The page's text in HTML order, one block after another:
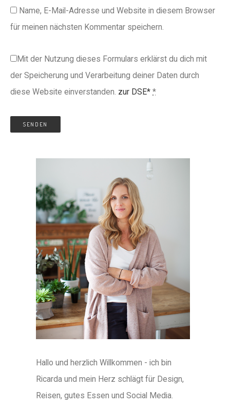
Name, E-Mail-Adresse und Website in diesem Browser
für meinen nächsten Kommentar speichern.
Mit der Nutzung dieses Formulars erklärst du dich mit
der Speicherung und Verarbeitung deiner Daten durch
diese Website einverstanden. zur DSE* *
Hallo und herzlich Willkommen - ich bin
Ricarda und mein Herz schlägt für Design,
Reisen, gutes Essen und Social Media.